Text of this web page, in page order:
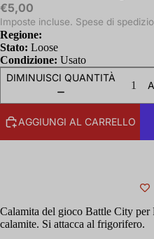
€5,00
Imposte incluse. Spese di
Regione:
Stato: Loose
Condizione: Usato
DIMINUISCI QUANTITÀ
AGGIUNGI AL CARRELLO
Calamita del gioco Battle City per
calamite. Si attacca al frigorifero.